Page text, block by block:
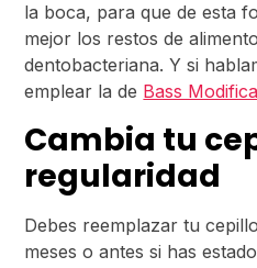
la boca, para que de esta
mejor los restos de
dentobacteriana. Y si
emplear la de Bass
Cambia tu
regularidad
Debes reemplazar tu
meses o antes si has